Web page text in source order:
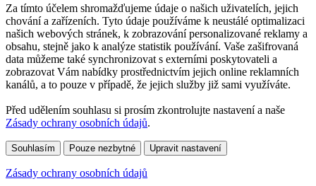
Za tímto účelem shromažďujeme údaje o našich uživatelích, jejich
chování a zařízeních. Tyto údaje používáme k neustálé optimalizaci
našich webových stránek, k zobrazování personalizované reklamy a
obsahu, stejně jako k analýze statistik používání. Vaše zašifrovaná
data můžeme také synchronizovat s externími poskytovateli a
zobrazovat Vám nabídky prostřednictvím jejich online reklamních
kanálů, a to pouze v případě, že jejich služby již sami využíváte.
Před udělením souhlasu si prosím zkontrolujte nastavení a naše
Zásady ochrany osobních údajů.
Souhlasím Pouze nezbytné Upravit nastavení
Zásady ochrany osobních údajů